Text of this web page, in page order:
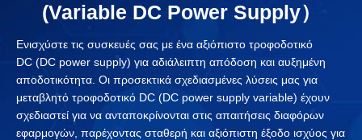
(Variable DC Power Supply）
Ενισχύστε τις συσκευές σας με ένα αξιόπιστο τροφοδοτικό
DC (DC power supply) για αδιάλειπτη απόδοση και αυξημένη
αποδοτικότητα. Οι προσεκτικά σχεδιασμένες λύσεις μας για
μεταβλητό τροφοδοτικό DC (DC power supply variable) έχουν
σχεδιαστεί για να ανταποκρίνονται στις απαιτήσεις διαφόρων
εφαρμογών, παρέχοντας σταθερή και αξιόπιστη έξοδο ισχύος για